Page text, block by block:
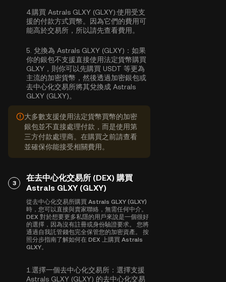
4.購買 Astrals GLXY (GLXY):使用受支
援的付款方式買幣。因為它們的費用可
能高於交易所，所以請先查看費用。
5. 兌換為 Astrals GLXY (GLXY)： 如果
你的銀包不支援直接使用法定貨幣購買
GLXY，則你可以先購買 USDT 等更為
主流的加密貨幣，然後透過加密銀包或
去中心化交易所將其兌換成 Astrals
GLXY (GLXY)。
大多數支援使用法定貨幣買幣的加密
銀包並不直接處理付款，而是使用第
三方付款處理商。在購買之前請查看
並確保你能接受相關費用。
3
在去中心化交易所 (DEX) 購買
Astrals GLXY (GLXY)
從去中心化交易所購買 Astrals GLXY (GLXY)
時，您可以直接與賣家聯絡，無需任何中介。
DEX 對於想要更多私隱的用戶來說是一個很好
的選擇，因為沒有註冊或身份驗證要求。 您將
通過自我託管錢包完全保管您的加密資產。 按
照分步指南了解如何在 DEX 上購買 Astrals
GLXY。
1. 選擇一個去中心化交易所： 選擇支援
Astrals GLXY (GLXY) 的去中心化交易